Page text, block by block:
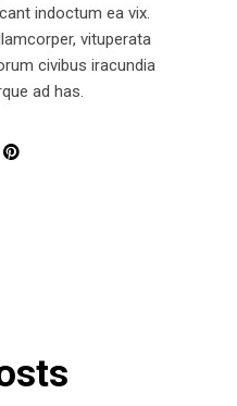
indoctum ea vix.
vituperata
civibus iracundia
ad has.